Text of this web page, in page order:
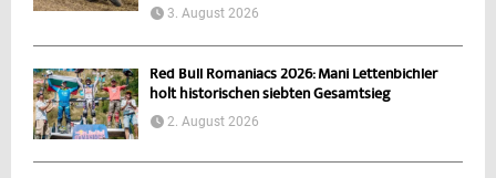
3. August 2026
Red Bull Romaniacs 2026: Mani Lettenbichler
holt historischen siebten Gesamtsieg
2. August 2026